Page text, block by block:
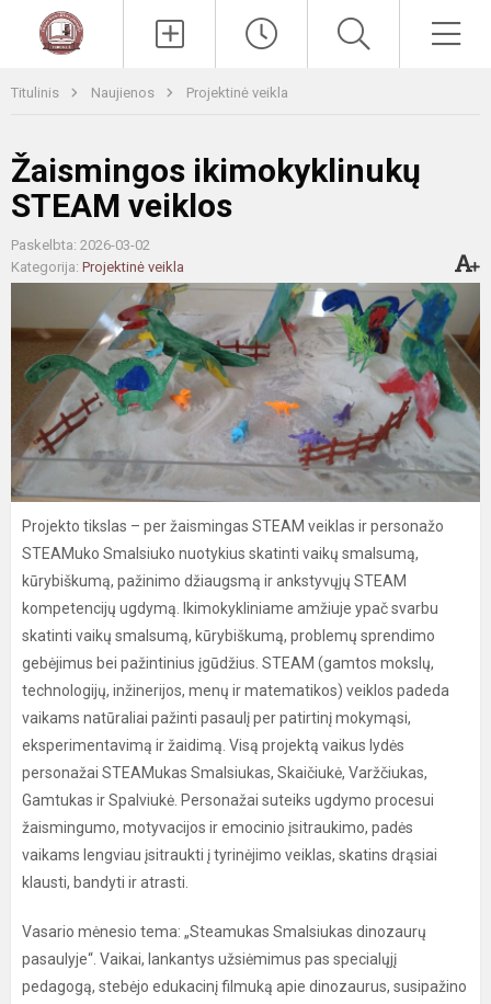
Titulinis Naujienos Projektinė veikla
Žaismingos ikimokyklinukų
STEAM veiklos
Paskelbta: 2026-03-02
Kategorija: Projektinė veikla
Projekto tikslas – per žaismingas STEAM veiklas ir personažo
STEAMuko Smalsiuko nuotykius skatinti vaikų smalsumą,
kūrybiškumą, pažinimo džiaugsmą ir ankstyvųjų STEAM
kompetencijų ugdymą.
Ikimokykliniame amžiuje ypač svarbu
skatinti vaikų smalsumą, kūrybiškumą, problemų sprendimo
gebėjimus bei pažintinius įgūdžius. STEAM (gamtos mokslų,
technologijų, inžinerijos, menų ir matematikos) veiklos padeda
vaikams natūraliai pažinti pasaulį per patirtinį mokymąsi,
eksperimentavimą ir žaidimą. Visą projektą vaikus lydės
personažai STEAMukas Smalsiukas, Skaičiukė, Varžčiukas,
Gamtukas ir Spalviukė. Personažai suteiks ugdymo procesui
žaismingumo, motyvacijos ir emocinio įsitraukimo, padės
vaikams lengviau įsitraukti į tyrinėjimo veiklas, skatins drąsiai
klausti, bandyti ir atrasti.
Vasario mėnesio tema: „Steamukas Smalsiukas dinozaurų
pasaulyje“. Vaikai, lankantys užsiėmimus pas specialųjį
pedagogą, stebėjo edukacinį filmuką apie dinozaurus, susipažino